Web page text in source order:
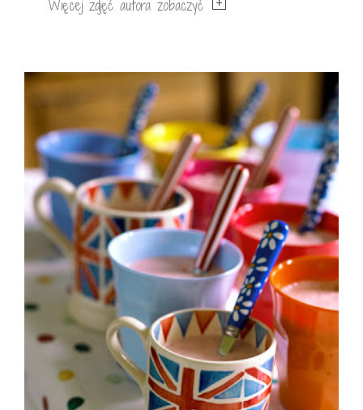
Więcej zdjęć autora zobaczyć